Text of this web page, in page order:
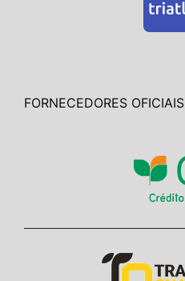
FORNECEDORES OFICIAIS